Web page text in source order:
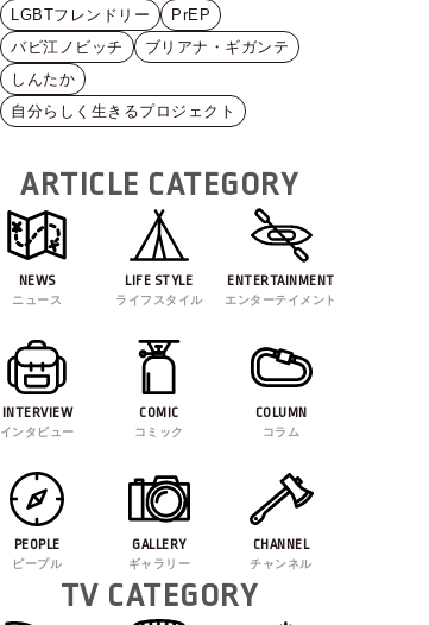
LGBTフレンドリー
PrEP
バビ江ノビッチ
ブリアナ・ギガンテ
しんたか
自分らしく生きるプロジェクト
ARTICLE CATEGORY
NEWS
ニュース
LIFE STYLE
ライフスタイル
ENTERTAINMENT
エンターテイメント
INTERVIEW
インタビュー
COMIC
コミック
COLUMN
コラム
PEOPLE
ピープル
GALLERY
ギャラリー
CHANNEL
チャンネル
TV CATEGORY